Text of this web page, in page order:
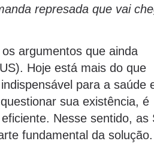
represada que vai
argumentos que ainda
Hoje está mais do que
para a saúde
sua existência, é
Nesse sentido, as
fundamental da solução.